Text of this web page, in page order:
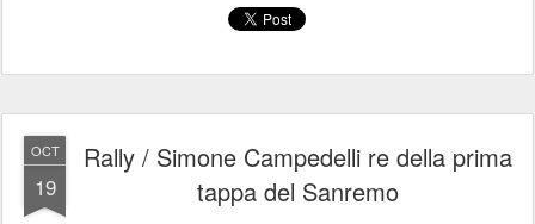
OCT
19
Rally / Simone Campedelli re della prima
tappa del Sanremo